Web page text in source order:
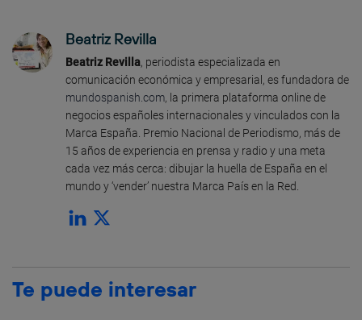
Beatriz Revilla
Beatriz Revilla, periodista especializada en
comunicación económica y empresarial, es fundadora de
mundospanish.com, la primera plataforma online de
negocios españoles internacionales y vinculados con la
Marca España. Premio Nacional de Periodismo, más de
15 años de experiencia en prensa y radio y una meta
cada vez más cerca: dibujar la huella de España en el
mundo y ‘vender’ nuestra Marca País en la Red.
Te puede interesar